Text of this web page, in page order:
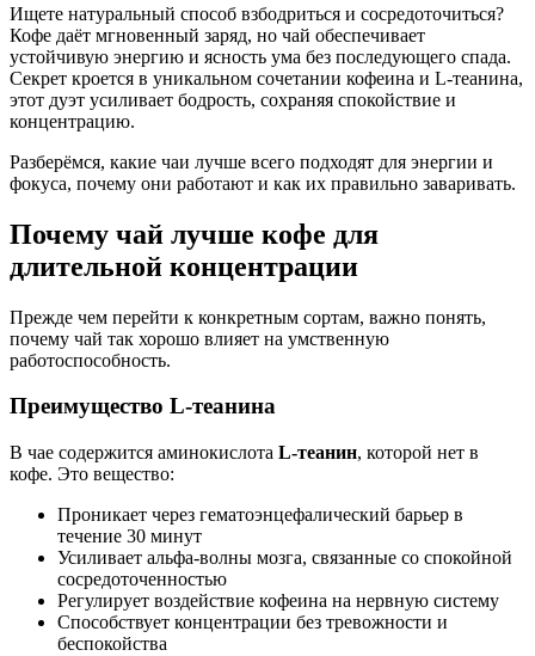
Ищете натуральный способ взбодриться и сосредоточиться?
Кофе даёт мгновенный заряд, но чай обеспечивает
устойчивую энергию и ясность ума без последующего спада.
Секрет кроется в уникальном сочетании кофеина и L-теанина,
этот дуэт усиливает бодрость, сохраняя спокойствие и
концентрацию.
Разберёмся, какие чаи лучше всего подходят для энергии и
фокуса, почему они работают и как их правильно заваривать.
Почему чай лучше кофе для
длительной концентрации
Прежде чем перейти к конкретным сортам, важно понять,
почему чай так хорошо влияет на умственную
работоспособность.
Преимущество L-теанина
В чае содержится аминокислота L-теанин, которой нет в
кофе. Это вещество:
Проникает через гематоэнцефалический барьер в
течение 30 минут
Усиливает альфа-волны мозга, связанные со спокойной
сосредоточенностью
Регулирует воздействие кофеина на нервную систему
Способствует концентрации без тревожности и
беспокойства